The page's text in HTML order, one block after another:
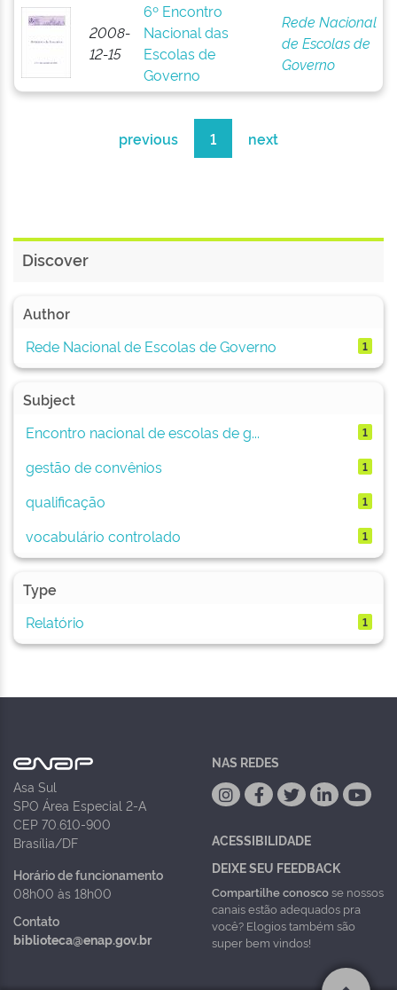
2008-
12-15
6º Encontro
Nacional das
Escolas de
Governo
Rede Nacional
de Escolas de
Governo
previous 1 next
Discover
Author
Rede Nacional de Escolas de Governo
1
Subject
Encontro nacional de escolas de g...
1
gestão de convênios 1
qualificação 1
vocabulário controlado 1
Type
Relatório
1
Asa Sul
SPO Área Especial 2-A
CEP 70.610-900
Brasília/DF
Horário de funcionamento
08h00 às 18h00
Contato
biblioteca@enap.gov.br
NAS REDES
ACESSIBILIDADE
DEIXE SEU FEEDBACK
Compartilhe conoscose nossos
canais estão adequados pra
você? Elogios também são
super bem vindos!